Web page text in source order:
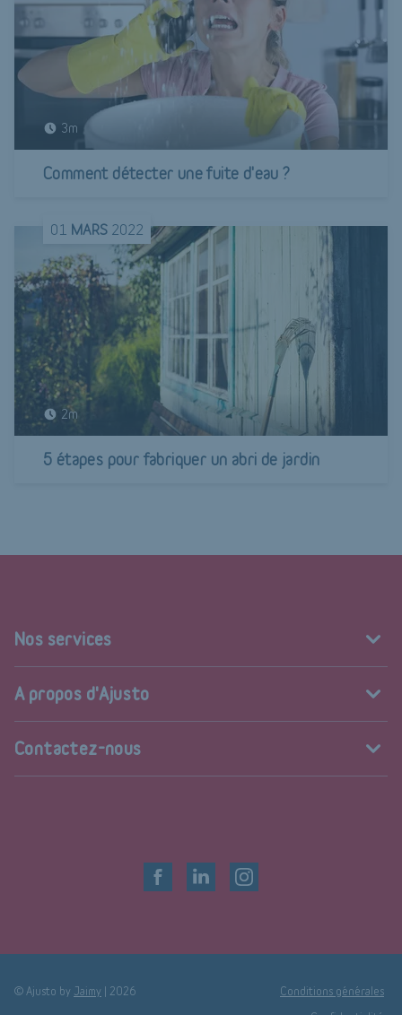
3m
Comment détecter une fuite d'eau ?
01 MARS 2022
2m
5 étapes pour fabriquer un abri de jardin
Nos services
A propos d'Ajusto
Contactez-nous
© Ajusto by Jaimy 2026 Conditions générales